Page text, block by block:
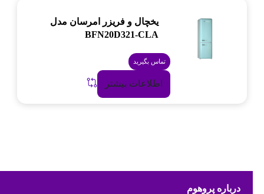
یخچال و فریزر امرسان مدل
BFN20D321-CLA
تماس بگیرید
اطلاعات بیشتر
درباره پروهوم